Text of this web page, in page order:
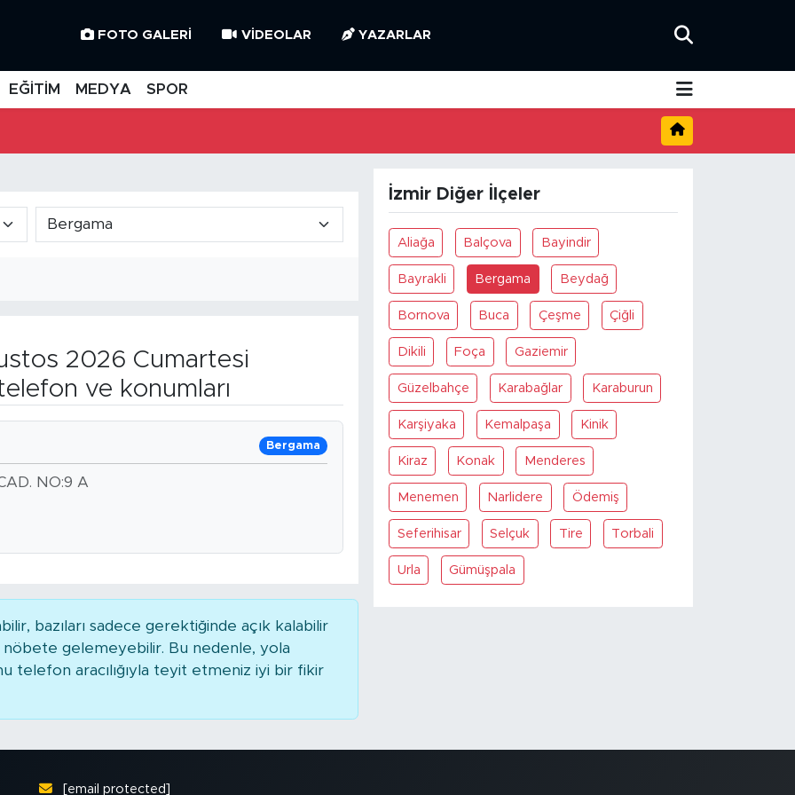
FOTO GALERI VIDEOLAR YAZARLAR
EĞİTİM MEDYA SPOR
2026 Cumartesi
ve konumları
Bergama
NO:9 A
bazıları sadece gerektiğinde açık kalabilir
gelemeyebilir. Bu nedenle, yola
telefon aracılığıyla teyit etmeniz iyi bir fikir
İzmir Diğer İlçeler
Aliağa Balçova Bayindir
Bayrakli Bergama Beydağ
Bornova Buca Çeşme Çiğli
Dikili Foça Gaziemir
Güzelbahçe Karabağlar Karaburun
Karşiyaka Kemalpaşa Kinik
Kiraz Konak Menderes
Menemen Narlidere Ödemiş
Seferihisar Selçuk Tire Torbali
Urla Gümüşpala
[email protected]